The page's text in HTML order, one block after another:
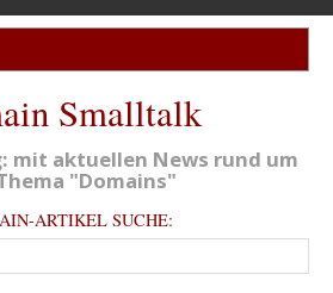
Smalltalk
mit aktuellen News rund um
"Domains"
ARTIKEL SUCHE: